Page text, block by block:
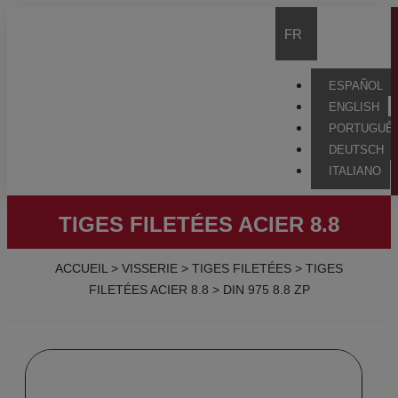
FR
ESPAÑOL
ENGLISH
DEUTSCH
ITALIANO
TIGES FILETÉES ACIER 8.8
ACCUEIL > VISSERIE > TIGES FILETÉES > TIGES
FILETÉES ACIER 8.8 > DIN 975 8.8 ZP